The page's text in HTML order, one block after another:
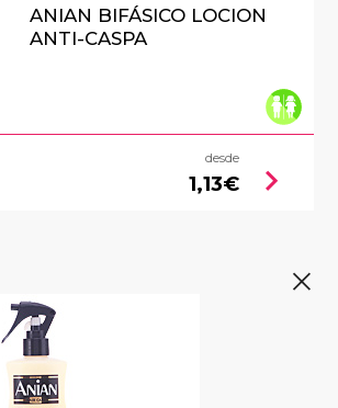
ANIAN BIFÁSICO LOCION
ANTI-CASPA
desde
1,13€ chevron_right